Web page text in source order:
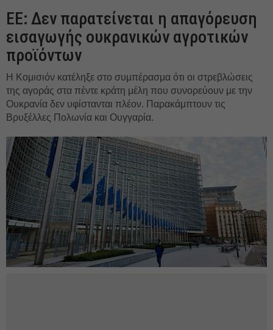
EE: Δεν παρατείνεται η απαγόρευση
εισαγωγής ουκρανικών αγροτικών
προϊόντων
Η Κομισιόν κατέληξε στο συμπέρασμα ότι οι στρεβλώσεις
της αγοράς στα πέντε κράτη μέλη που συνορεύουν με την
Ουκρανία δεν υφίστανται πλέον. Παρακάμπτουν τις
Βρυξέλλες Πολωνία και Ουγγαρία.